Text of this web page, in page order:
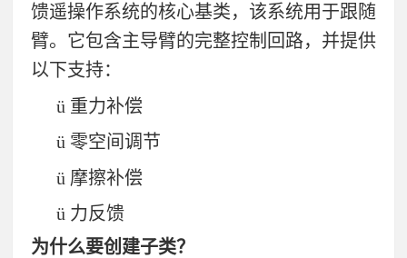
馈遥操作系统的核心基类，该系统用于跟随
臂。它包含主导臂的完整控制回路，并提供
以下支持：
ü 重力补偿
ü 零空间调节
ü 摩擦补偿
ü 力反馈
为什么要创建子类？